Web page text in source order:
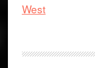
West